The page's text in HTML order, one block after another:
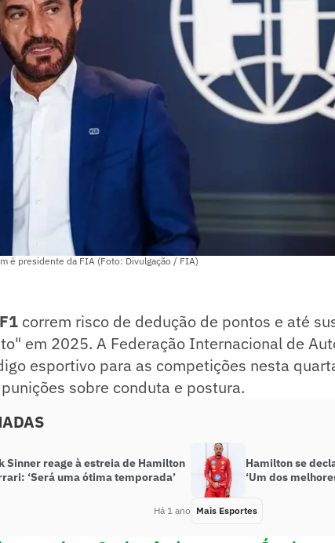
é presidente da FIA (Foto: Divulgação / FIA)
F1 correm risco de dedução de pontos e até
em 2025. A Federação Internacional de
esportivo para as competições nesta
sobre conduta e postura.
Sinner reage à estreia de Hamilton
‘Será uma ótima temporada’
Há 1 ano
Hamilton se
‘Um dos
Mais Esportes